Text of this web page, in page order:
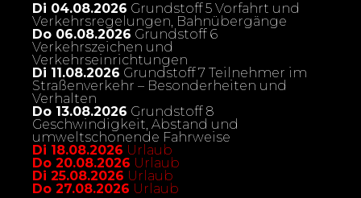
Di 04.08.2026 Grundstoff 5 Vorfahrt und
Verkehrsregelungen, Bahnübergänge
Do 06.08.2026 Grundstoff 6
Verkehrszeichen und
Verkehrseinrichtungen
Di 11.08.2026 Grundstoff 7 Teilnehmer im
Straßenverkehr – Besonderheiten und
Verhalten
Do 13.08.2026 Grundstoff 8
Geschwindigkeit, Abstand und
umweltschonende Fahrweise
Di 18.08.2026 Urlaub
Do 20.08.2026 Urlaub
Di 25.08.2026 Urlaub
Do 27.08.2026 Urlaub